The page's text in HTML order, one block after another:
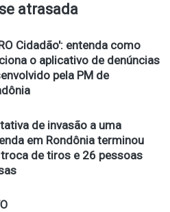
atrasada
Cidadão': entenda como
o aplicativo de denúncias
pela PM de
de invasão a uma
em Rondônia terminou
de tiros e 26 pessoas